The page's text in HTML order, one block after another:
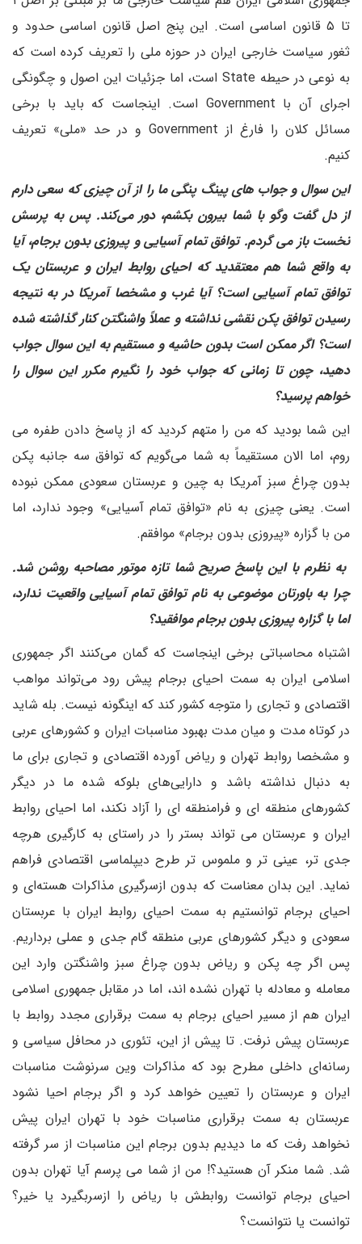
تا ۵ قانون اساسی است. این پنج اصل قانون اساسی حدود و
ثغور سیاست خارجی ایران در حوزه ملی را تعریف کرده است که
به نوعی در حیطه State است، اما جزئیات این اصول و چگونگی
اجرای آن با Government است. اینجاست که باید با برخی
مسائل کلان را فارغ از Government و در حد «ملی» تعریف
کنیم.
این سوال و جواب های پینگ پنگی ما را از آن چیزی که سعی دارم
از دل گفت وگو با شما بیرون بکشم، دور می‌کند. پس به پرسش
نخست باز می گردم. توافق تمام آسیایی و پیروزی بدون برجام، آیا
به واقع شما هم معتقدید که احیای روابط ایران و عربستان یک
توافق تمام آسیایی است؟ آیا غرب و مشخصا آمریکا در به نتیجه
رسیدن توافق پکن نقشی نداشته و عملاً واشنگتن کنار گذاشته شده
است؟ اگر ممکن است بدون حاشیه و مستقیم به این سوال جواب
دهید، چون تا زمانی که جواب خود را نگیرم مکرر این سوال را
خواهم پرسید؟
‌این شما بودید که من را متهم کردید که از پاسخ دادن طفره می
روم، اما الان مستقیماً به شما می‌گویم که توافق سه جانبه پکن
بدون چراغ سبز آمریکا به چین و عربستان سعودی ممکن نبوده
است. یعنی چیزی به نام «توافق تمام آسیایی» وجود ندارد، اما
من با گزاره «پیروزی بدون برجام» موافقم.
به نظرم با این پاسخ صریح شما تازه موتور مصاحبه روشن شد.
چرا به باورتان موضوعی به نام توافق تمام آسیایی واقعیت ندارد،
اما با گزاره پیروزی بدون برجام موافقید؟
اشتباه محاسباتی برخی اینجاست که گمان می‌کنند اگر جمهوری
اسلامی ایران به سمت احیای برجام پیش رود می‌تواند مواهب
اقتصادی و تجاری را متوجه کشور کند که اینگونه نیست. بله شاید
در کوتاه مدت و میان مدت بهبود مناسبات ایران و کشورهای عربی
و مشخصا روابط تهران و ریاض آورده اقتصادی و تجاری برای ما
به دنبال نداشته باشد و دارایی‌های بلوکه شده ما در دیگر
کشورهای منطقه ای و فرامنطقه ای را آزاد نکند، اما احیای روابط
ایران و عربستان می تواند بستر را در راستای به کارگیری هرچه
جدی تر، عینی تر و ملموس تر طرح دیپلماسی اقتصادی فراهم
نماید. این بدان معناست که بدون ازسرگیری مذاکرات هسته‌ای و
احیای برجام توانستیم به سمت احیای روابط ایران با عربستان
سعودی و دیگر کشورهای عربی منطقه گام جدی و عملی برداریم.
پس اگر چه پکن و ریاض بدون چراغ سبز واشنگتن وارد این
معامله و معادله با تهران نشده اند، اما در مقابل جمهوری اسلامی
ایران هم از مسیر احیای برجام به سمت برقراری مجدد روابط با
عربستان پیش نرفت. تا پیش از این، تئوری در محافل سیاسی و
رسانه‌ای داخلی مطرح بود که مذاکرات وین سرنوشت مناسبات
ایران و عربستان را تعیین خواهد کرد و اگر برجام احیا نشود
عربستان به سمت برقراری مناسبات خود با تهران ایران پیش
نخواهد رفت که ما دیدیم بدون برجام این مناسبات از سر گرفته
شد. شما منکر آن هستید؟! من از شما می پرسم آیا تهران بدون
احیای برجام توانست روابطش با ریاض را ازسربگیرد یا خیر؟
توانست یا نتوانست؟